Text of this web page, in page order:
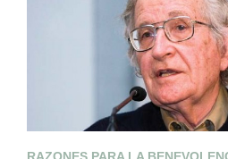
RAZONES PARA LA